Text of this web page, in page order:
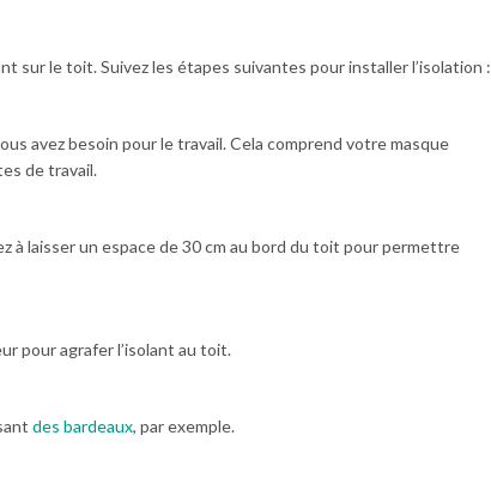
sur le toit. Suivez les étapes suivantes pour installer l’isolation :
avez besoin pour le travail. Cela comprend votre masque
de travail.
à laisser un espace de 30 cm au bord du toit pour permettre
pour agrafer l’isolant au toit.
des bardeaux, par exemple.